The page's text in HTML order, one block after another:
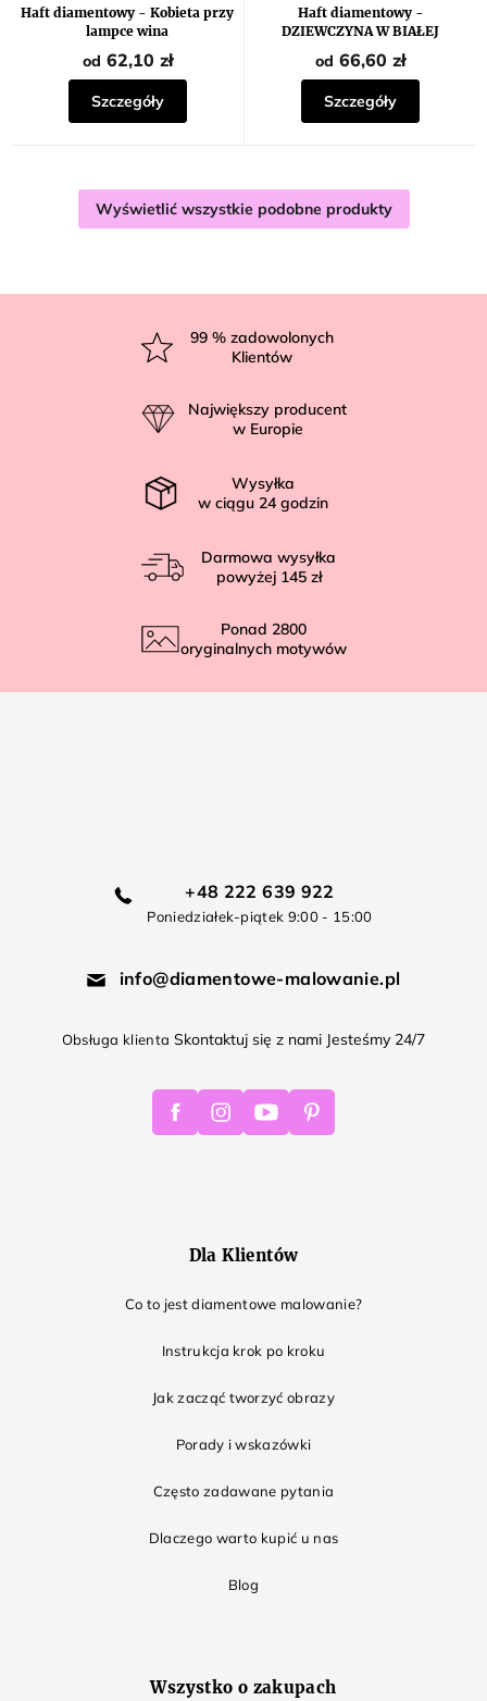
Haft diamentowy - Kobieta przy
lampce wina
od 62,10 zł
Szczegóły
Haft diamentowy -
DZIEWCZYNA W BIAŁEJ
SUKIENCE I KOŃ
od 66,60 zł
Szczegóły
Wyświetlić wszystkie podobne produkty
99 % zadowolonych
Klientów
Największy producent
w Europie
Wysyłka
w ciągu 24 godzin
Darmowa wysyłka
powyżej 145 zł
Ponad 2800
oryginalnych motywów
+48 222 639 922
Poniedziałek-piątek 9:00 - 15:00
info@diamentowe-malowanie.pl
Obsługa klienta Skontaktuj się z nami Jesteśmy 24/7
FacebookInstagramYoutube Pinterest
Dla Klientów
Co to jest diamentowe malowanie?
Instrukcja krok po kroku
Jak zacząć tworzyć obrazy
Porady i wskazówki
Często zadawane pytania
Dlaczego warto kupić u nas
Blog
Wszystko o zakupach